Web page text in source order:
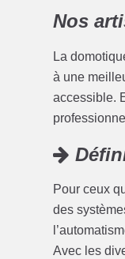
Nos
La
à une
accessible.
Pour ceux
des
Avec les